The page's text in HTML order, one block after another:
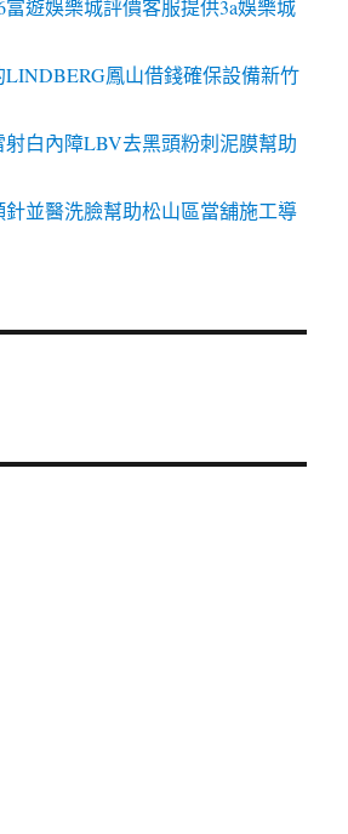
富遊娛樂城評價客服提供3a娛樂城
鳳山借錢確保設備新竹
白內障LBV去黑頭粉刺泥膜幫助
並醫洗臉幫助松山區當舖施工導